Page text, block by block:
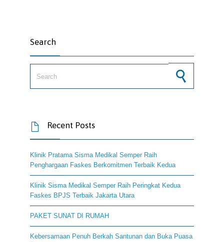
Search
 Recent Posts
Klinik Pratama Sisma Medikal Semper Raih
Penghargaan Faskes Berkomitmen Terbaik Kedua
Klinik Sisma Medikal Semper Raih Peringkat Kedua
Faskes BPJS Terbaik Jakarta Utara
PAKET SUNAT DI RUMAH
Kebersamaan Penuh Berkah Santunan dan Buka Puasa